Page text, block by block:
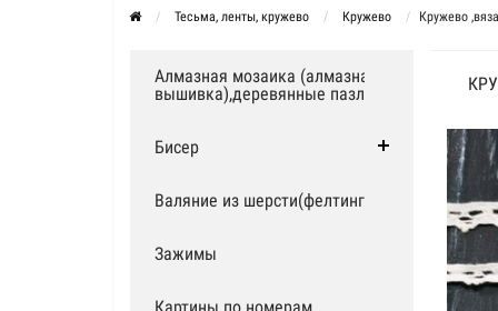
Тесьма, ленты, кружево Кружево Кружево
Алмазная мозаика (алмазная
вышивка),деревянные пазлы
Бисер
Валяние из шерсти(фелтинг)
Зажимы